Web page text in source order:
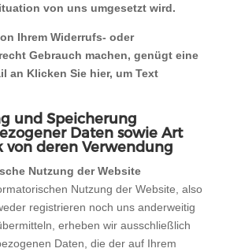
von uns umgesetzt wird.
Ihrem Widerrufs- oder
Gebrauch machen, genügt eine
an Klicken Sie hier, um Text
und Speicherung
Daten sowie Art
von deren Verwendung
Nutzung der Website
Nutzung der Website, also
registrieren noch uns anderweitig
erheben wir ausschließlich
Daten, die der auf Ihrem